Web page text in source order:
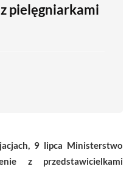
pielęgniarkami
9 lipca Ministerstwo
z przedstawicielkami